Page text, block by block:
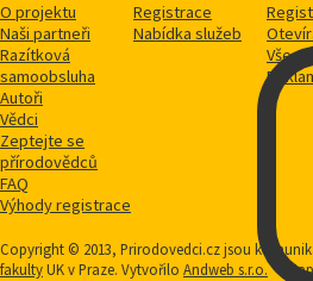
O projektu
Naši partneři
Razítková
samoobsluha
Autoři
Vědci
Zeptejte se
přírodovědců
FAQ
Výhody registrace
Registrace
Nabídka služeb
Vše o
Copyright © 2013, Prirodovedci.cz jsou
fakultyUK v Praze. Vytvořilo Andweb s.r.o.